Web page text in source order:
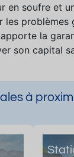
en soufre et
les problèmes
la
son capital
à